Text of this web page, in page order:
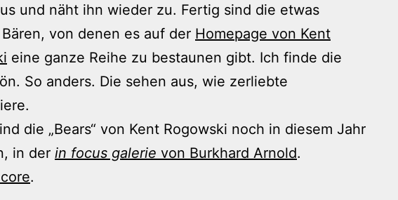
und näht ihn wieder zu. Fertig sind die etwas
von denen es auf der Homepage von Kent
eine ganze Reihe zu bestaunen gibt. Ich finde die
So anders. Die sehen aus, wie zerliebte
die „Bears“ von Kent Rogowski noch in diesem Jahr
in der in focus galerie von Burkhard Arnold.
.